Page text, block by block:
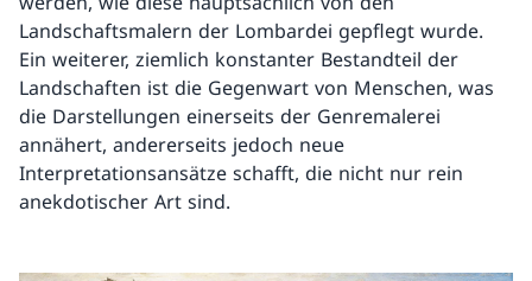
Landschaftsmalern der Lombardei gepflegt wurde.
Ein weiterer, ziemlich konstanter Bestandteil der
Landschaften ist die Gegenwart von Menschen, was
die Darstellungen einerseits der Genremalerei
annähert, andererseits jedoch neue
Interpretationsansätze schafft, die nicht nur rein
anekdotischer Art sind.